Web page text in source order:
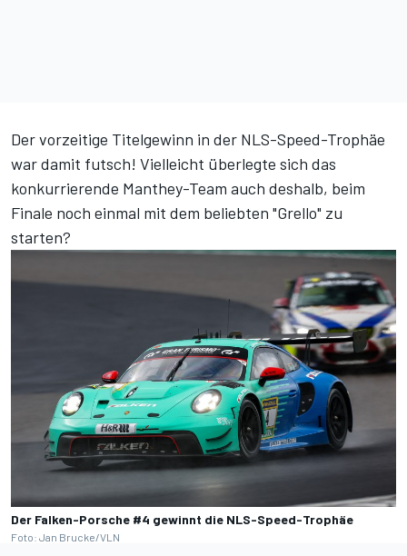
Der vorzeitige Titelgewinn in der NLS-Speed-Trophäe
war damit futsch! Vielleicht überlegte sich das
konkurrierende Manthey-Team auch deshalb, beim
Finale noch einmal mit dem beliebten "Grello" zu
starten?
Der Falken-Porsche #4 gewinnt die NLS-Speed-Trophäe
Foto: Jan Brucke/VLN